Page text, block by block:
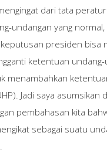
dari tata
undangan yang normal,
presiden bisa
ketentuan
menambahkan
Jadi saya asumsikan
pembahasan kita
sebagai suatu